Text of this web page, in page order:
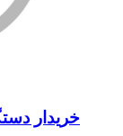
خریدار دستگاه